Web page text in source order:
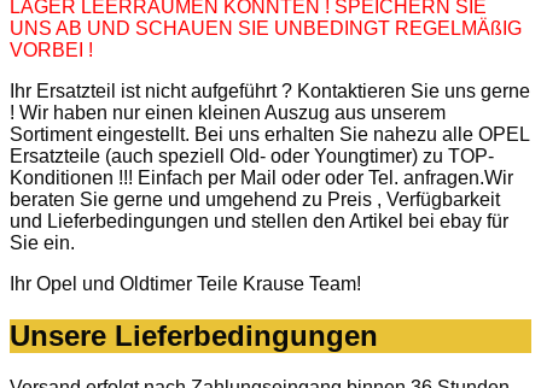
LAGER LEERRÄUMEN KONNTEN ! SPEICHERN SIE
UNS AB UND SCHAUEN SIE UNBEDINGT REGELMÄßIG
VORBEI !
Ihr Ersatzteil ist nicht aufgeführt ? Kontaktieren Sie uns gerne
! Wir haben nur einen kleinen Auszug aus unserem
Sortiment eingestellt. Bei uns erhalten Sie nahezu alle OPEL
Ersatzteile (auch speziell Old- oder Youngtimer) zu TOP-
Konditionen !!! Einfach per Mail oder oder Tel. anfragen.Wir
beraten Sie gerne und umgehend zu Preis , Verfügbarkeit
und Lieferbedingungen und stellen den Artikel bei ebay für
Sie ein.
Ihr Opel und Oldtimer Teile Krause Team!
Unsere Lieferbedingungen